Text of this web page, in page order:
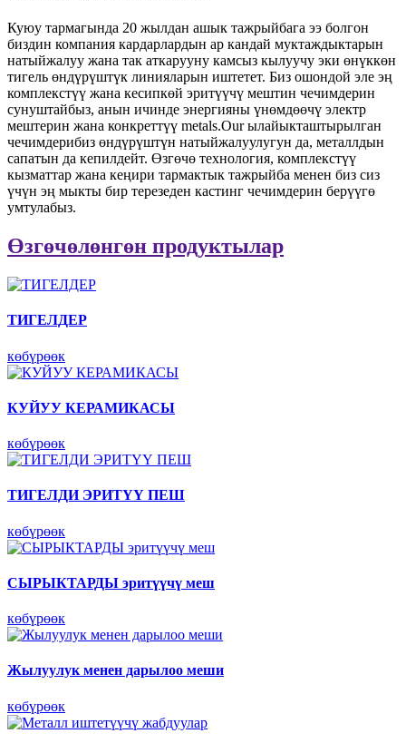
Куюу тармагында 20 жылдан ашык тажрыйбага ээ болгон
биздин компания кардарлардын ар кандай муктаждыктарын
натыйжалуу жана так аткарууну камсыз кылуучу эки өнүккөн
тигель өндүрүштүк линияларын иштетет. Биз ошондой эле эң
комплекстүү жана кесипкөй эритүүчү мештин чечимдерин
сунуштайбыз, анын ичинде энергияны үнөмдөөчү электр
мештерин жана конкреттүү metals.Our ылайыкташтырылган
чечимдерибиз өндүрүштүн натыйжалуулугун да, металлдын
сапатын да кепилдейт. Өзгөчө технология, комплекстүү
кызматтар жана кеңири тармактык тажрыйба менен биз сиз
үчүн эң мыкты бир терезеден кастинг чечимдерин берүүгө
умтулабыз.
Өзгөчөлөнгөн продуктылар
ТИГЕЛДЕР
көбүрөөк
КУЙУУ КЕРАМИКАСЫ
көбүрөөк
ТИГЕЛДИ ЭРИТҮҮ ПЕШ
көбүрөөк
СЫРЫКТАРДЫ эритүүчү меш
көбүрөөк
Жылуулук менен дарылоо меши
көбүрөөк